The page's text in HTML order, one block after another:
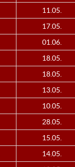
11.05.
17.05.
01.06.
18.05.
18.05.
13.05.
10.05.
28.05.
15.05.
14.05.